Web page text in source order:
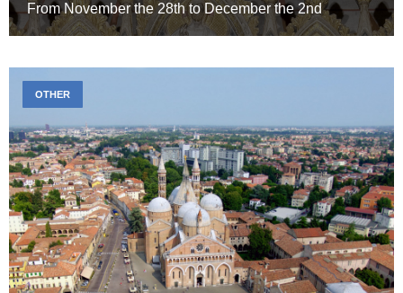
From November the 28th to December the 2nd
OTHER